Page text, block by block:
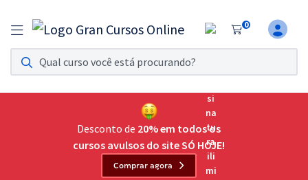
0
Assinatura Ilimitada 11
Acesso a todos os cursos. Teste grátis por 7 dias!
Assinatura OAB Até Passar
Acesso ilimitado a toda preparação para o Exame da
Residências Multiprofissionais
Desconto de 20% em todos os
cursos avulsos do site SÓ HOJE!
Comprar agora